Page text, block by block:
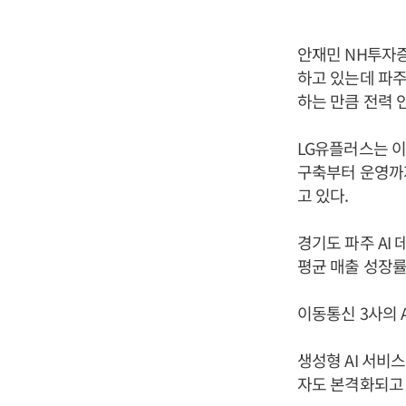
안재민 NH투자
하고 있는데 파
하는 만큼 전력
LG유플러스는
구축부터 운영
고 있다.
경기도 파주 AI
평균 매출 성장
이동통신 3사의
생성형 AI 서비
자도 본격화되